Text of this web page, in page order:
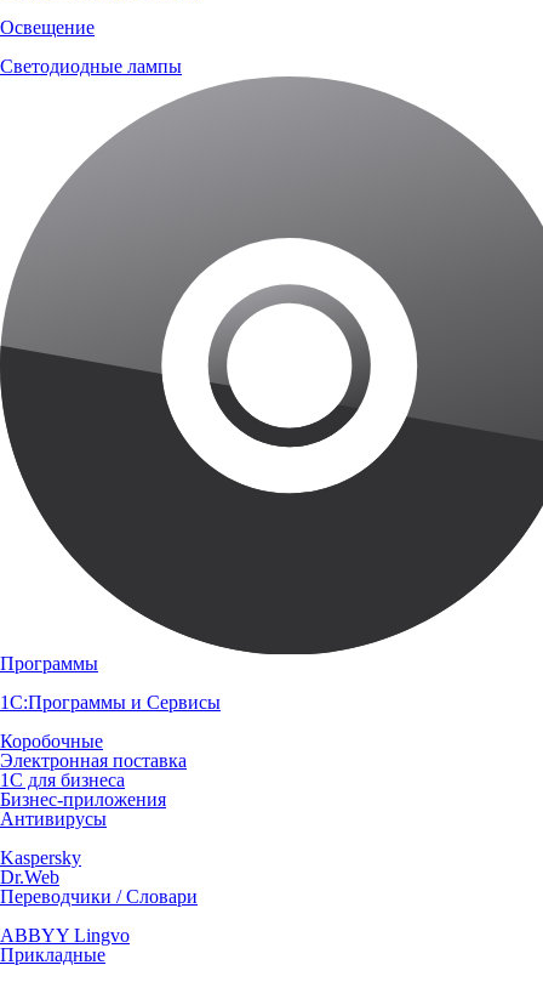
Освещение
Светодиодные лампы
Программы
1С:Программы и Сервисы
Коробочные
Электронная поставка
1С для бизнеса
Бизнес-приложения
Антивирусы
Kaspersky
Dr.Web
Переводчики / Словари
ABBYY Lingvo
Прикладные